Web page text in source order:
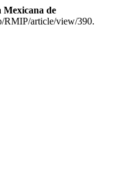
Mexicana de
RMIP/article/view/390.